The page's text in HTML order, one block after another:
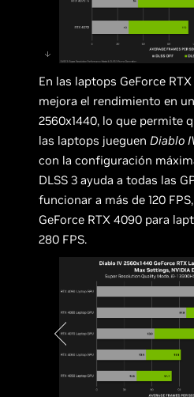
En las laptops GeForce
mejora el rendimiento en
2560x1440, lo que permite
las laptops jueguenDiablo
con la configuración
DLSS 3 ayuda a todas las
funcionar a más de 120
GeForce RTX 4090 para
280 FPS.